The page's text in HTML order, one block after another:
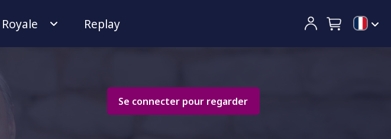
Replay
Se connecter pour regarder